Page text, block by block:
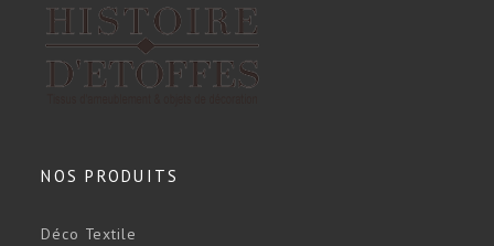
NOS PRODUITS
Déco Textile